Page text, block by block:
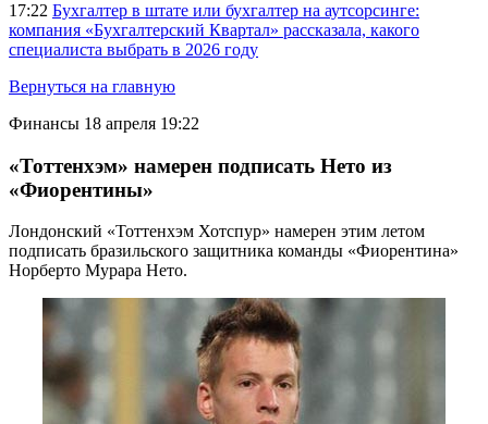
17:22 Бухгалтер в штате или бухгалтер на аутсорсинге:
компания «Бухгалтерский Квартал» рассказала, какого
специалиста выбрать в 2026 году
Вернуться на главную
Финансы 18 апреля 19:22
«Тоттенхэм» намерен подписать Нето из
«Фиорентины»
Лондонский «Тоттенхэм Хотспур» намерен этим летом
подписать бразильского защитника команды «Фиорентина»
Норберто Мурара Нето.